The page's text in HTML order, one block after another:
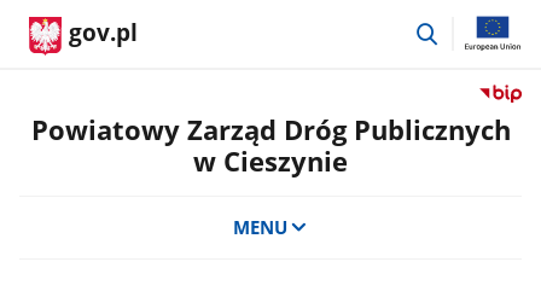
gov.pl
przejdź
Przejdź
do
Powiatowy Zarząd Dróg Publicznych
w Cieszynie
MENU